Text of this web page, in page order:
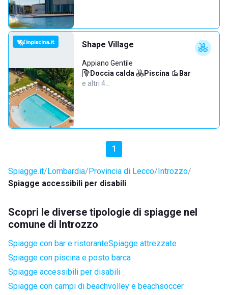
Shape Village
Appiano Gentile
Doccia calda· Piscina· Bar·
e altri 4…
1
Spiagge.it Lombardia Provincia di Lecco Introzzo
Spiagge accessibili per disabili
Scopri le diverse tipologie di spiagge nel
comune di Introzzo
Spiagge con bar e ristoranteSpiagge attrezzate
Spiagge con piscina e posto barca
Spiagge accessibili per disabili
Spiagge con campi di beachvolley e beachsoccer